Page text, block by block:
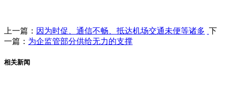
上一篇： 因为时促、通信不畅、抵达机场交通未便等诸多 下
一篇： 为企监管部分供给无力的支撑
相关新闻